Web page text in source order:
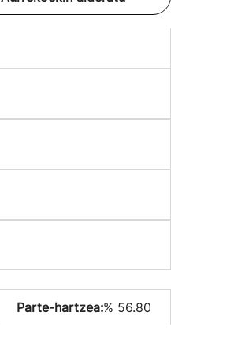
Parte-hartzea:% 56.80